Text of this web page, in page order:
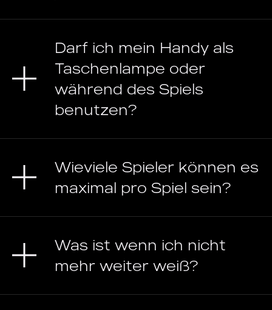
Darf ich mein Handy als
Taschenlampe oder
während des Spiels
benutzen?
Wieviele Spieler können es
maximal pro Spiel sein?
Was ist wenn ich nicht
mehr weiter weiß?